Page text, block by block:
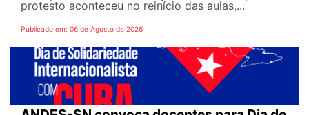
protesto aconteceu no reinício das aulas,...
Publicado em: 06 de Agosto de 2026